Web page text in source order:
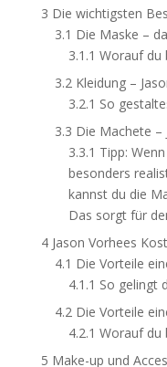
3 Die wichtigsten
3.1 Die Maske –
3.1.1 Worauf du
3.2Kleidung –
3.2.1 So
3.3 Die Machete –
3.3.1 Tipp:
besonders
kannst du die
Das sorgt für
4Jason Vorhees
4.1 Die Vorteile
4.1.1 So gelingt
4.2Die Vorteile
4.2.1 Worauf du
5 Make-up und